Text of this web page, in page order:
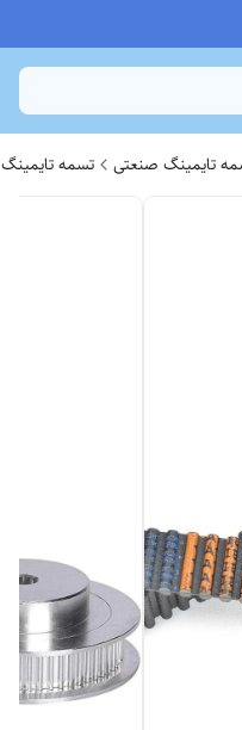
تایمینگ صنعتی تسمه